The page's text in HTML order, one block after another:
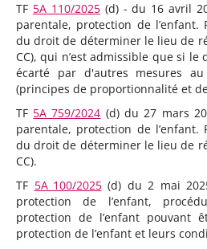
TF 5A_110/2025(d) - du 16 avril
parentale, protection de
du droit de déterminer le lieu de
CC), qui n’est admissible que si
écarté par d'autres mesures
(principes de proportionnalité et
TF 5A_759/2024 (d) du 27 mars
parentale, protection de
du droit de déterminer le lieu de
CC).
TF 5A_100/2025(d) du 2 mai
protection de l’enfant,
protection de l’enfant pouvant
protection de l’enfant et leurs